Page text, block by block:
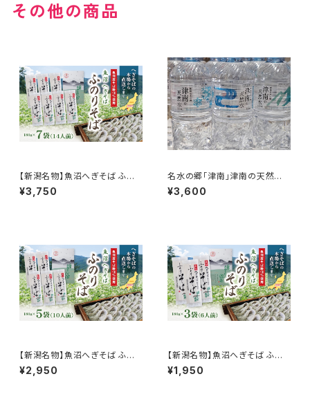
その他の商品
【新潟名物】魚沼へぎそば ふの
りそば 180g×7袋 14人前 魚沼
産そば粉100％使用
¥3,750
名水の郷「津南」津南の天然水
550ml×24本
¥3,600
【新潟名物】魚沼へぎそば ふの
りそば 180g×5袋 10人前 魚沼
産そば粉100％使用
¥2,950
【新潟名物】魚沼へぎそば ふの
りそば 180g×3袋 6人前 魚沼
産そば粉100％使用
¥1,950